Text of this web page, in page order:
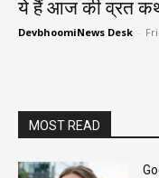
ये हैं आज की व्रत
DevbhoomiNews Desk -
MOST READ